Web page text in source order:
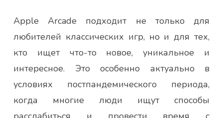
Apple Arcade подходит не только для
любителей классических игр, но и для тех,
кто ищет что-то новое, уникальное и
интересное. Это особенно актуально в
условиях постпандемического периода,
когда многие люди ищут способы